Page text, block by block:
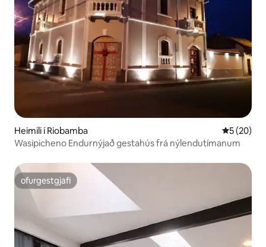
Heimili í Riobamba 5 af 5 í
5 (20)
Wasipicheno Endurnýjað gestahús frá nýlendutímanum
ofurgestgjafi
ofurgestgjafi